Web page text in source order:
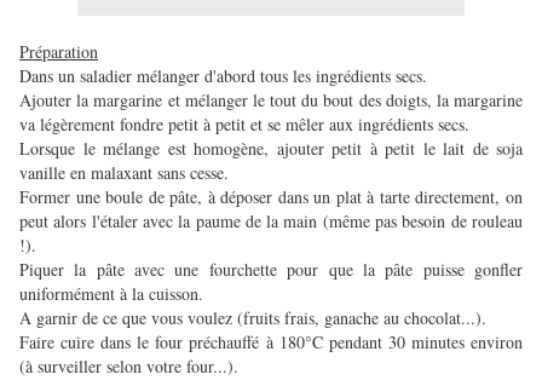
Préparation
Dans un saladier mélanger d'abord tous les ingrédients secs.
Ajouter la margarine et mélanger le tout du bout des doigts, la margarine
va légèrement fondre petit à petit et se mêler aux ingrédients secs.
Lorsque le mélange est homogène, ajouter petit à petit le lait de soja
vanille en malaxant sans cesse.
Former une boule de pâte, à déposer dans un plat à tarte directement, on
peut alors l'étaler avec la paume de la main (même pas besoin de rouleau
!).
Piquer la pâte avec une fourchette pour que la pâte puisse gonfler
uniformément à la cuisson.
A garnir de ce que vous voulez (fruits frais, ganache au chocolat...).
Faire cuire dans le four préchauffé à 180°C pendant 30 minutes environ
(à surveiller selon votre four...).